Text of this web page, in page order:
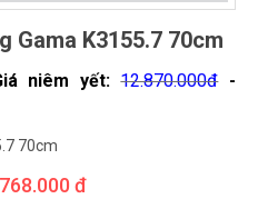
Gama K3155.7 70cm
niêm yết:12.870.000đ-
70cm
đ